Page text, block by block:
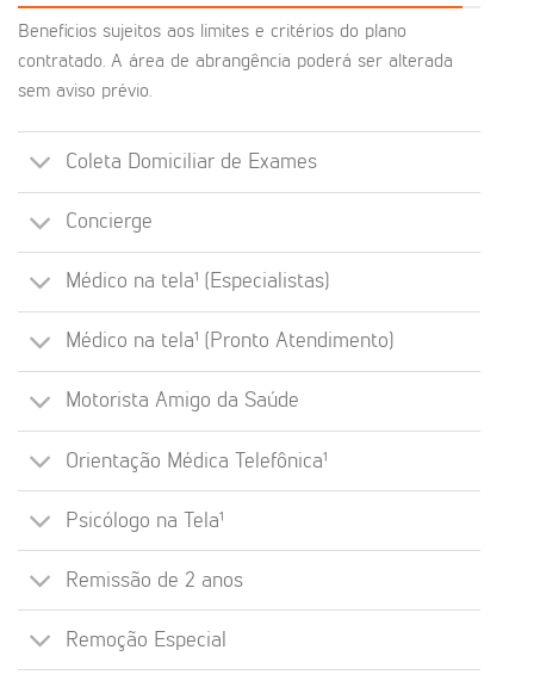
Benefícios sujeitos aos limites e critérios do plano
contratado. A área de abrangência poderá ser alterada
sem aviso prévio.
Coleta Domiciliar de Exames
Concierge
Médico na tela¹ (Especialistas)
Médico na tela¹ (Pronto Atendimento)
Motorista Amigo da Saúde
Orientação Médica Telefônica¹
Psicólogo na Tela¹
Remissão de 2 anos
Remoção Especial